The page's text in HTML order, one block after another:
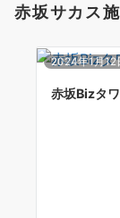
赤坂サカス
2024年1月12
赤坂Bizタ